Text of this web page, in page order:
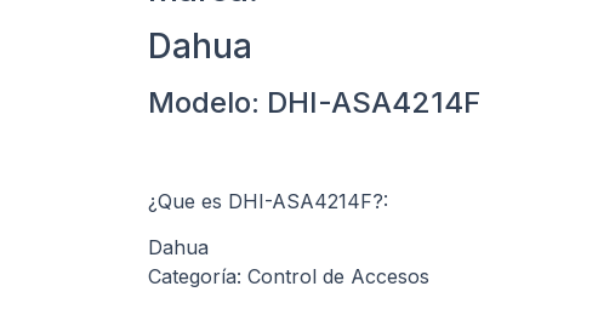
Dahua
Modelo: DHI-ASA4214F
¿Que es DHI-ASA4214F?:
Dahua
Categoría: Control de Accesos